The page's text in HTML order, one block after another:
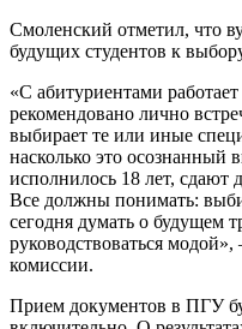
Смоленский отметил, что
будущих студентов к
«С абитуриентами
рекомендовано лично
выбирает те или иные
насколько это осознанный
исполнилось 18 лет, сдают
Все должны понимать:
сегодня думать о будущем
руководствоваться
комиссии.
Прием документов в ПГУ